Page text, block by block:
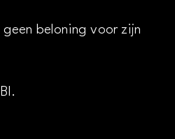
beloning voor zijn